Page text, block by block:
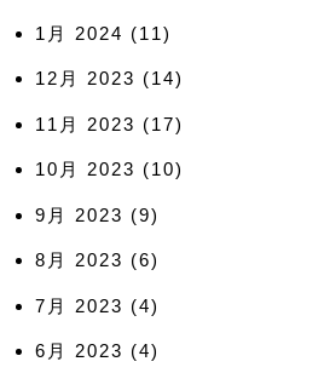
1月 2024 (11)
12月 2023 (14)
11月 2023 (17)
10月 2023 (10)
9月 2023 (9)
8月 2023 (6)
7月 2023 (4)
6月 2023 (4)